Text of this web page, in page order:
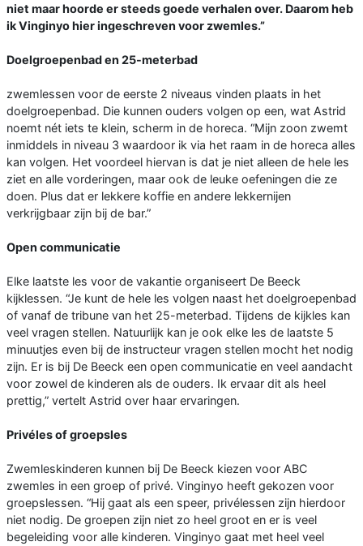
niet maar hoorde er steeds goede verhalen over. Daarom heb
ik Vinginyo hier ingeschreven voor zwemles.”
Doelgroepenbad en 25-meterbad
zwemlessen voor de eerste 2 niveaus vinden plaats in het
doelgroepenbad. Die kunnen ouders volgen op een, wat Astrid
noemt nét iets te klein, scherm in de horeca. “Mijn zoon zwemt
inmiddels in niveau 3 waardoor ik via het raam in de horeca alles
kan volgen. Het voordeel hiervan is dat je niet alleen de hele les
ziet en alle vorderingen, maar ook de leuke oefeningen die ze
doen. Plus dat er lekkere koffie en andere lekkernijen
verkrijgbaar zijn bij de bar.”
Open communicatie
Elke laatste les voor de vakantie organiseert De Beeck
kijklessen. “Je kunt de hele les volgen naast het doelgroepenbad
of vanaf de tribune van het 25-meterbad. Tijdens de kijkles kan
veel vragen stellen. Natuurlijk kan je ook elke les de laatste 5
minuutjes even bij de instructeur vragen stellen mocht het nodig
zijn. Er is bij De Beeck een open communicatie en veel aandacht
voor zowel de kinderen als de ouders. Ik ervaar dit als heel
prettig,” vertelt Astrid over haar ervaringen.
Privéles of groepsles
Zwemleskinderen kunnen bij De Beeck kiezen voor ABC
zwemles in een groep of privé. Vinginyo heeft gekozen voor
groepslessen. “Hij gaat als een speer, privélessen zijn hierdoor
niet nodig. De groepen zijn niet zo heel groot en er is veel
begeleiding voor alle kinderen. Vinginyo gaat met heel veel